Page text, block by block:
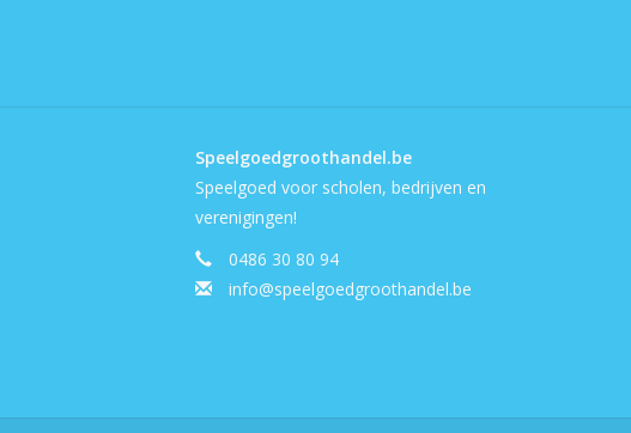
Speelgoedgroothandel.be
Speelgoed voor scholen, bedrijven en
verenigingen!
0486 30 80 94
info@speelgoedgroothandel.be